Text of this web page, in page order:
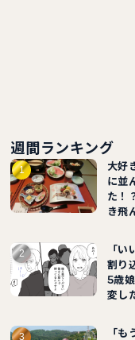
週間ランキング
大好
に並
た！
き飛
「
割り
5歳
変し
「